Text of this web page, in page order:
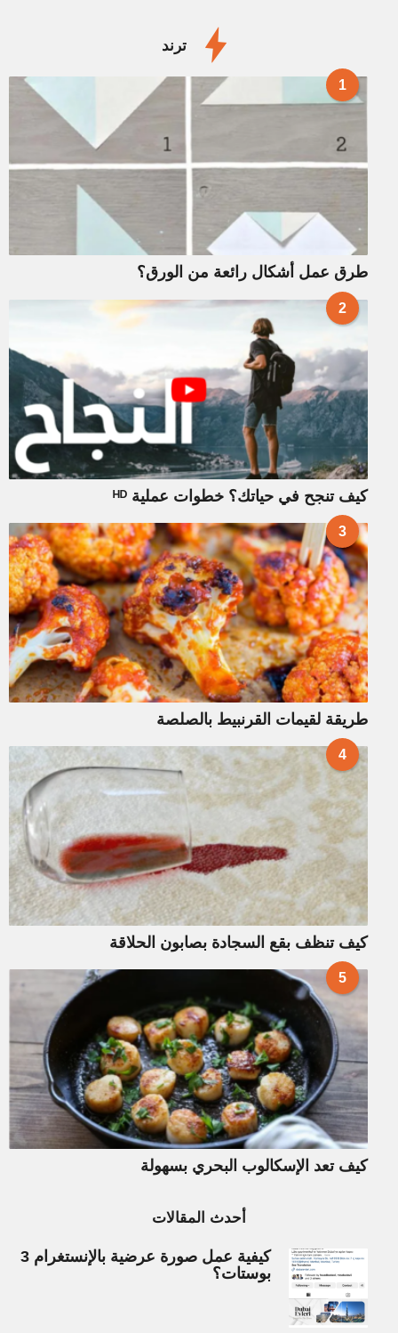
ترند
1
طرق عمل أشكال رائعة من الورق؟
2
كيف تنجح في حياتك؟ خطوات عملية ᴴᴰ
3
طريقة لقيمات القرنبيط بالصلصة
4
كيف تنظف بقع السجادة بصابون الحلاقة
5
كيف تعد الإسكالوب البحري بسهولة
أحدث المقالات
كيفية عمل صورة عرضية بالإنستغرام 3
بوستات؟